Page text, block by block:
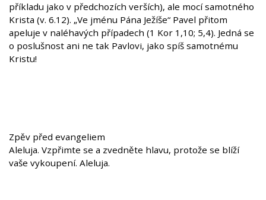
příkladu jako v předchozích verších), ale mocí samotného
Krista (v. 6.12). „Ve jménu Pána Ježíše“ Pavel přitom
apeluje v naléhavých případech (1 Kor 1,10; 5,4). Jedná se
o poslušnost ani ne tak Pavlovi, jako spíš samotnému
Kristu!
Zpěv před evangeliem
Aleluja. Vzpřimte se a zvedněte hlavu, protože se blíží
vaše vykoupení. Aleluja.